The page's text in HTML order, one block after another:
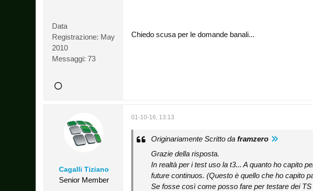
Data
Registrazione: May
2010
Messaggi: 73
Chiedo scusa per le domande banali...
Cagalli Tiziano
Senior Member
01-10-16, 13:13
Originariamente Scritto da framzero
Grazie della risposta.
In realtà per i test uso la t3... A quanto ho capito
future continuos. (Questo è quello che ho capito
Se fosse così come posso fare per testare dei